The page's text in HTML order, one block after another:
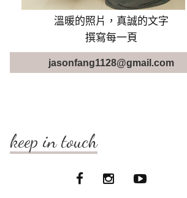
溫暖的照片，真誠的文字
撰寫每一頁
jasonfang1128@gmail.com
keep in touch